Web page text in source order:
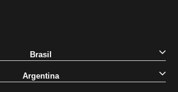
Brasil
Argentina